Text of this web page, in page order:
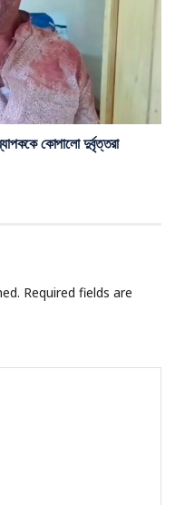
কোপালো দুর্বৃত্তরা
Required fields are